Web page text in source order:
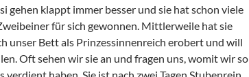
gehen klappt immer besser und sie hat schon viele
für sich gewonnen. Mittlerweile hat sie
unser Bett als Prinzessinnenreich erobert und will
Oft sehen wir sie an und fragen uns, womit wir so